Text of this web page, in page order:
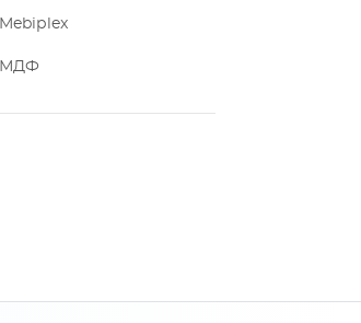
Mebiрlex
МДФ